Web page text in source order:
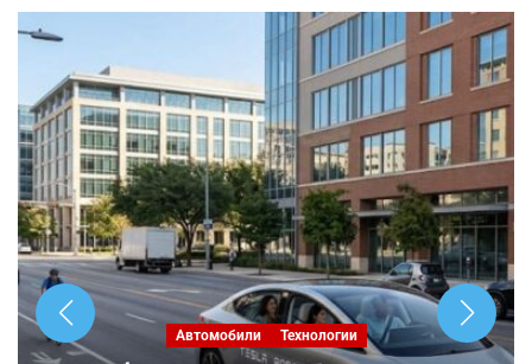
Автомобили Технологии